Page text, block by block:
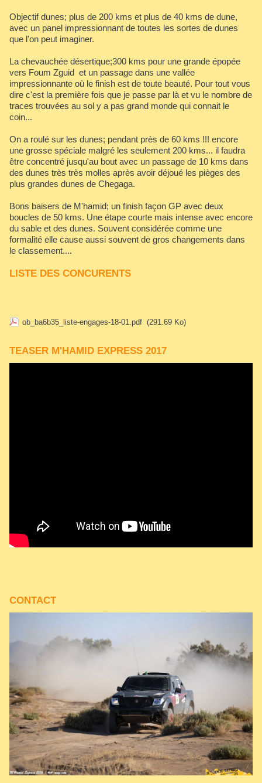
Objectif dunes; plus de 200 kms et plus de 40 kms de dune,
avec un panel impressionnant de toutes les sortes de dunes
que l'on peut imaginer.
La chevauchée désertique;300 kms pour une grande épopée
vers Foum Zguid et un passage dans une vallée
impressionnante où le finish est de toute beauté. Pour tout vous
dire c'est la première fois que je passe par là et vu le nombre de
traces trouvées au sol y a pas grand monde qui connait le
coin...
On a roulé sur les dunes; pendant près de 60 kms !!! encore
une grosse spéciale malgré les seulement 200 kms... il faudra
être concentré jusqu'au bout avec un passage de 10 kms dans
des dunes très très molles après avoir déjoué les pièges des
plus grandes dunes de Chegaga.
Bons baisers de M'hamid; un finish façon GP avec deux
boucles de 50 kms. Une étape courte mais intense avec encore
du sable et des dunes. Souvent considérée comme une
formalité elle cause aussi souvent de gros changements dans
le classement....
LISTE DES CONCURENTS
ob_ba6b35_liste-engages-18-01.pdf (291.69 Ko)
TEASER M'HAMID EXPRESS 2017
CONTACT